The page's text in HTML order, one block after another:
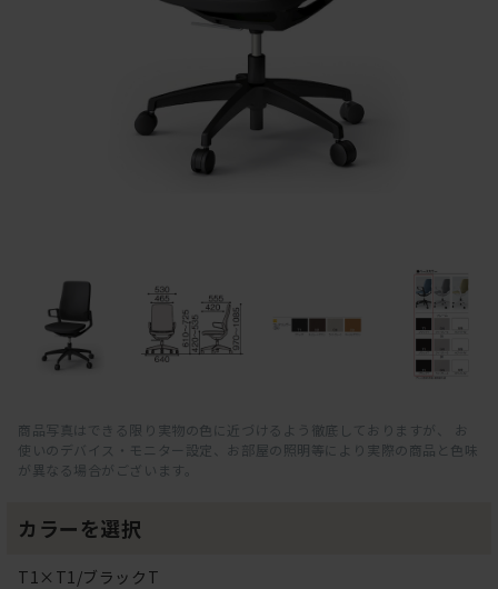
商品写真はできる限り実物の色に近づけるよう徹底しておりますが、 お
使いのデバイス・モニター設定、お部屋の照明等により実際の商品と色味
が異なる場合がございます。
カラーを選択
T1×T1/ブラックT